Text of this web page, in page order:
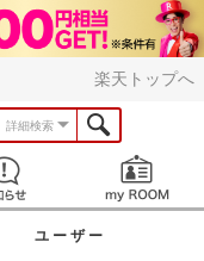
楽天トップへ
詳細検索
お知らせ
ユーザー